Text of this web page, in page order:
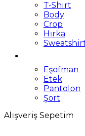
T-Shirt
Body
Crop
Hırka
Eşofman
Etek
Pantolon
Şort
Alışveriş Sepetim